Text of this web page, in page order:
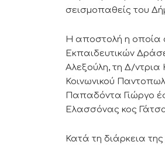
σεισμοπαθείς του
Η αποστολή η οποία
Εκπαιδευτικών
Αλεξούλη, τη Δ/ντρια
Κοινωνικού
Παπαδόντα Γιώργο
Ελασσόνας κος
Κατά τη διάρκεια